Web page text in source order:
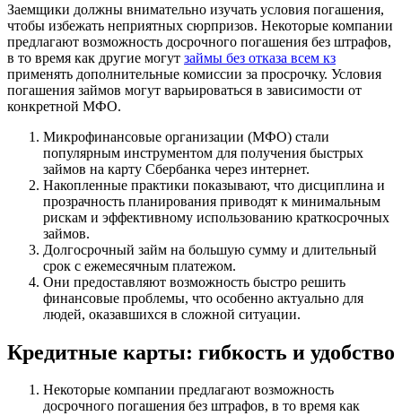
Заемщики должны внимательно изучать условия погашения,
чтобы избежать неприятных сюрпризов. Некоторые компании
предлагают возможность досрочного погашения без штрафов,
в то время как другие могут займы без отказа всем кз
применять дополнительные комиссии за просрочку. Условия
погашения займов могут варьироваться в зависимости от
конкретной МФО.
Микрофинансовые организации (МФО) стали
популярным инструментом для получения быстрых
займов на карту Сбербанка через интернет.
Накопленные практики показывают, что дисциплина и
прозрачность планирования приводят к минимальным
рискам и эффективному использованию краткосрочных
займов.
Долгосрочный займ на большую сумму и длительный
срок с ежемесячным платежом.
Они предоставляют возможность быстро решить
финансовые проблемы, что особенно актуально для
людей, оказавшихся в сложной ситуации.
Кредитные карты: гибкость и удобство
Некоторые компании предлагают возможность
досрочного погашения без штрафов, в то время как